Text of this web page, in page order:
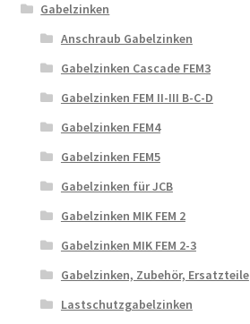
Gabelzinken
Anschraub Gabelzinken
Gabelzinken Cascade FEM3
Gabelzinken FEM II-III B-C-D
Gabelzinken FEM4
Gabelzinken FEM5
Gabelzinken für JCB
Gabelzinken MIK FEM 2
Gabelzinken MIK FEM 2-3
Gabelzinken, Zubehör, Ersatzteile
Lastschutzgabelzinken